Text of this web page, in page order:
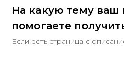
На какую тему ваш
помогаете
Если есть страница с